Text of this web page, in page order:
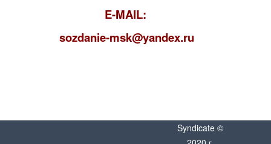
E-MAIL:
sozdanie-msk@yandex.ru
Syndicate ©